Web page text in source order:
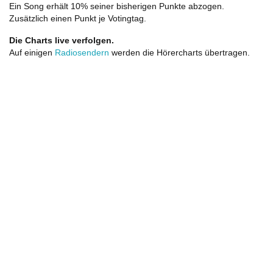
Ein Song erhält 10% seiner bisherigen Punkte abzogen.
Zusätzlich einen Punkt je Votingtag.
Die Charts live verfolgen.
Auf einigen Radiosendern werden die Hörercharts übertragen.